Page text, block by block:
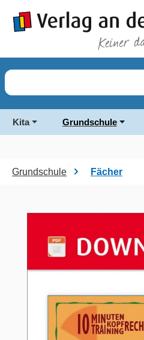
Zur
Kita Grundschule
Grundschule Fächer
Bildergalerie überspringen